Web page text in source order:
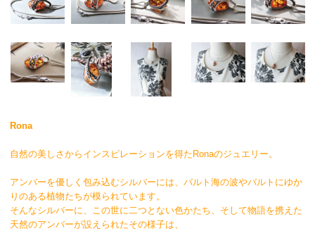
Rona
自然の美しさからインスピレーションを得たRonaのジュエリー。
アンバーを優しく包み込むシルバーには、バルト海の波やバルトにゆか
りのある植物たちが模られています。
そんなシルバーに、この世に二つとない色かたち、そして物語を携えた
天然のアンバーが設えられたその様子は、